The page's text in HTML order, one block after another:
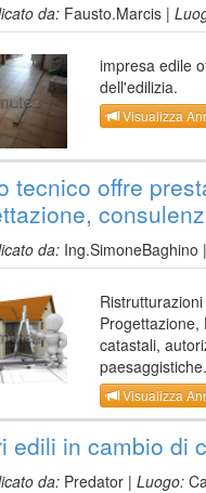
da: Fausto.Marcis |
impresa edile
dell'edilizia.
Visualizza
tecnico offre
da: Ing.SimoneBaghino |
Progettazione,
catastali,
Visualizza
edili in cambio di
da: Predator | Luogo: